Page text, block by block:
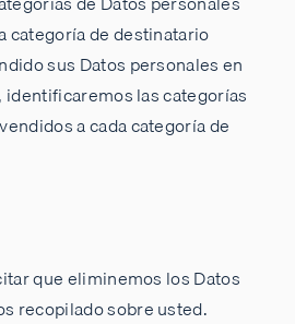
categoría de destinatario
sus Datos personales en
identificaremos las categorías
a cada categoría de
que eliminemos los Datos
recopilado sobre usted.